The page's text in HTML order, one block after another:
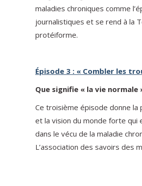
maladies chroniques comme
journalistiques et se rend à la
protéiforme.
Épisode 3 : « Combler les
Que signifie « la vie
Ce troisième épisode donne la
et la vision du monde forte qui
dans le vécu de la maladie
L’association des savoirs des